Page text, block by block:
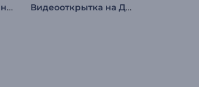
Анимации ко Дню независимости Индии Видеооткрытка на День св. Валентина